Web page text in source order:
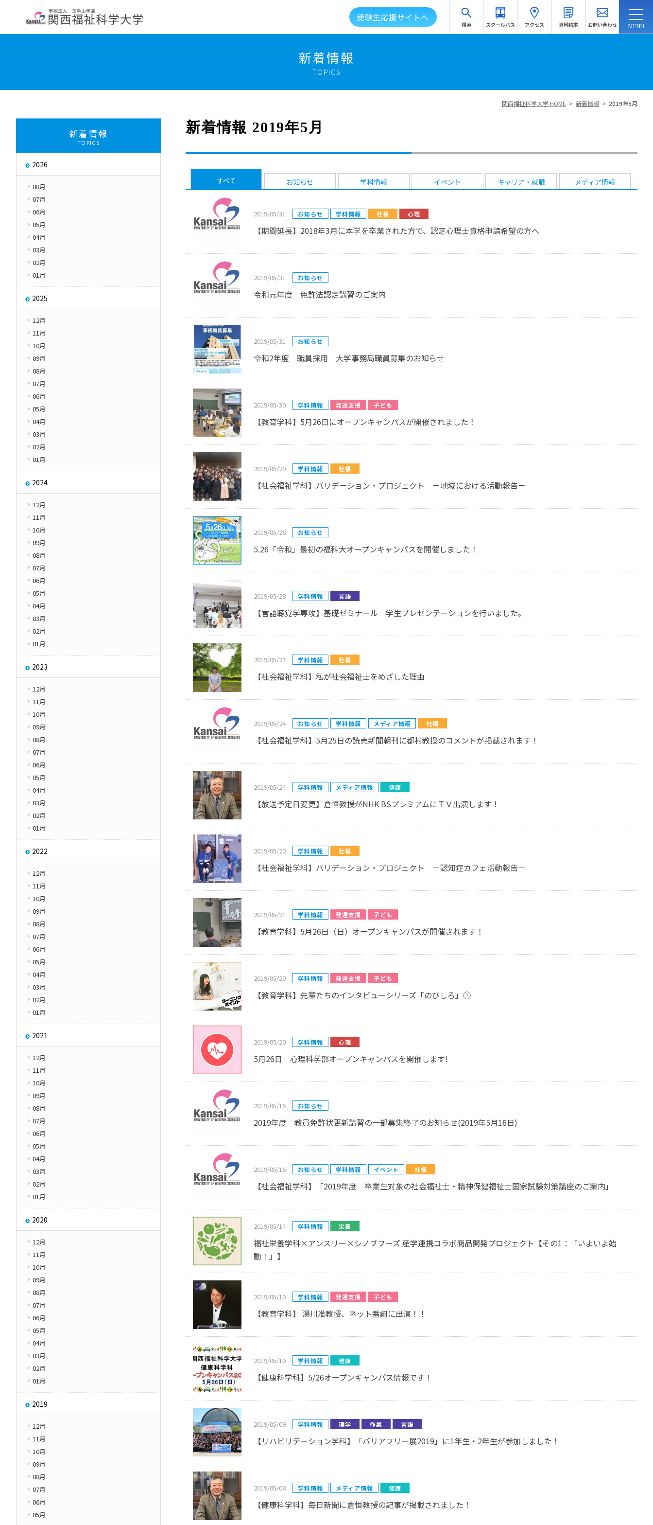
受験生応援サイトへ
検索 スクールバス アクセス 資料請求 お問い合わせ
交通アクセス
取り組み
キャンパス・ハラスメントに対する取り組み
実習マネジメント研究会
その他
Other
大学広報誌「福科大通信」 学生便覧
新着情報
TOPICS
関西福祉科学大学 HOME > 新着情報 > 2019年5月
新着情報 2019年5月
すべて お知らせ 学科情報 イベント キャリア・就職 メディア情報
2019/05/31 お知らせ 学科情報 社福 心理
【期間延長】2018年3月に本学を卒業された方で、認定心理士資格申請希望の方へ
2019/05/31 お知らせ
令和元年度 免許法認定講習のご案内
2019/05/31 お知らせ
令和2年度 職員採用 大学事務局職員募集のお知らせ
2019/05/30 学科情報 発達支援 子ども
【教育学科】5月26日にオープンキャンパスが開催されました！
2019/05/29 学科情報 社福
【社会福祉学科】バリデーション・プロジェクト －地域における活動報告－
2019/05/28 お知らせ
5.26「令和」最初の福科大オープンキャンパスを開催しました！
2019/05/28 学科情報 言語
【言語聴覚学専攻】基礎ゼミナール 学生プレゼンテーションを行いました。
2019/05/27 学科情報 社福
【社会福祉学科】私が社会福祉士をめざした理由
2019/05/24 お知らせ 学科情報 メディア情報 社福
【社会福祉学科】5月25日の読売新聞朝刊に都村教授のコメントが掲載されます！
2019/05/24 学科情報 メディア情報 健康
【放送予定日変更】倉恒教授がNHK BSプレミアムにＴＶ出演します！
2019/05/22 学科情報 社福
【社会福祉学科】バリデーション・プロジェクト －認知症カフェ活動報告－
2019/05/21 学科情報 発達支援 子ども
【教育学科】5月26日（日）オープンキャンパスが開催されます！
2019/05/20 学科情報 発達支援 子ども
【教育学科】先輩たちのインタビューシリーズ「のびしろ」①
2019/05/20 学科情報 心理
5月26日 心理科学部オープンキャンパスを開催します!
2019/05/16 お知らせ
2019年度 教員免許状更新講習の一部募集終了のお知らせ(2019年5月16日)
2019/05/16 お知らせ 学科情報 イベント 社福
【社会福祉学科】「2019年度 卒業生対象の社会福祉士・精神保健福祉士国家試験対策講座のご案内」
2019/05/14 学科情報 栄養
福祉栄養学科×アンスリー×シノブフーズ 産学連携コラボ商品開発プロジェクト【その1：「いよいよ始
動！」】
2019/05/10 学科情報 発達支援 子ども
【教育学科】 湯川准教授、ネット番組に出演！！
2019/05/10 学科情報 健康
【健康科学科】5/26オープンキャンパス情報です！
2019/05/09 学科情報 理学 作業 言語
【リハビリテーション学科】「バリアフリー展2019」に1年生・2年生が参加しました！
2019/05/08 学科情報 メディア情報 健康
【健康科学科】毎日新聞に倉恒教授の記事が掲載されました！
新着情報
TOPICS
2026
08月
07月
06月
05月
04月
03月
02月
01月
2025
12月
11月
10月
09月
08月
07月
06月
05月
04月
03月
02月
01月
2024
12月
11月
10月
09月
08月
07月
06月
05月
04月
03月
02月
01月
2023
12月
11月
10月
09月
08月
07月
06月
05月
04月
03月
02月
01月
2022
12月
11月
10月
09月
08月
07月
06月
05月
04月
03月
02月
01月
2021
12月
11月
10月
09月
08月
07月
06月
05月
04月
03月
02月
01月
2020
12月
11月
10月
09月
08月
07月
06月
05月
04月
03月
02月
01月
2019
12月
11月
10月
09月
08月
07月
06月
05月